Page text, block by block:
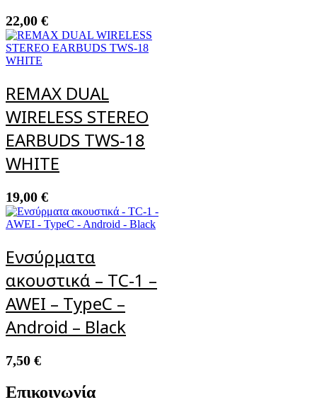
22,00 €
REMAX DUAL
WIRELESS STEREO
EARBUDS TWS-18
WHITE
19,00 €
Ενσύρματα
ακουστικά – TC-1 –
AWEI – TypeC –
Android – Black
7,50 €
Επικοινωνία